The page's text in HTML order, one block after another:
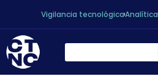
Vigilancia tecnológicaAnalítica